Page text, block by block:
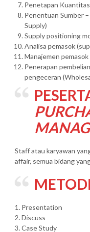
Penetapan Kuantitas
Penentuan Sumber
Supply)
Supply positioning
Analisa pemasok
Manajemen
Penerapan
pengeceran
Staff atau karyawan
affair, semua bidang
1. Presentation
2. Discuss
3. Case Study